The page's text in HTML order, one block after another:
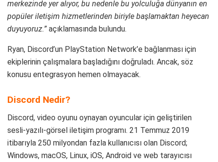
merkezinde yer alıyor, bu nedenle bu yolculuğa dünyanın en
popüler iletişim hizmetlerinden biriyle başlamaktan heyecan
duyuyoruz.” açıklamasında bulundu.
Ryan, Discord’un PlayStation Network’e bağlanması için
ekiplerinin çalışmalara başladığını doğruladı. Ancak, söz
konusu entegrasyon hemen olmayacak.
Discord Nedir?
Discord, video oyunu oynayan oyuncular için geliştirilen
sesli-yazılı-görsel iletişim programı. 21 Temmuz 2019
itibarıyla 250 milyondan fazla kullanıcısı olan Discord;
Windows, macOS, Linux, iOS, Android ve web tarayıcısı